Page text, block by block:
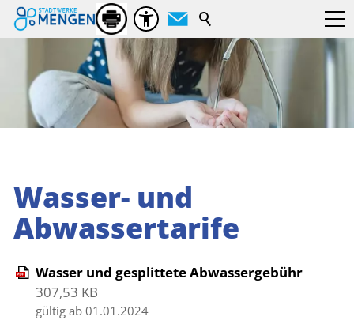
Suchbegriff
Wasser- und
Abwassertarife
Wasser und gesplittete Abwassergebühr
307,53 KB
gültig ab 01.01.2024